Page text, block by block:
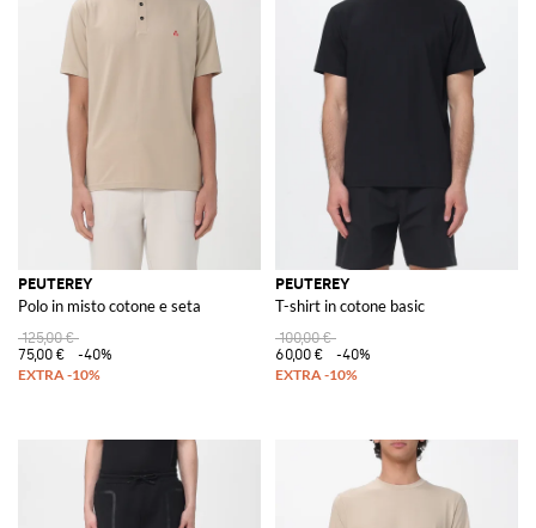
PEUTEREY
Polo in misto cotone e seta
125,00 €
75,00 €
-40%
PEUTEREY
T-shirt in cotone basic
100,00 €
60,00 €
-40%